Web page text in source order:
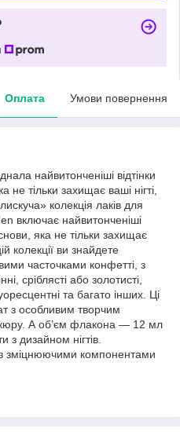
Оплата Умови повернення
найвитонченіші відтінки
тільки захищає ваші нігті,
колекція лаків для
включає найвитонченіші
яка не тільки захищає
колекції ви знайдете
часточками конфетті, з
сріблясті або золотисті,
та багато інших. Ці
з особливим творчим
А об’єм флакона — 12 мл
дизайном нігтів.
зміцнюючими компонентами